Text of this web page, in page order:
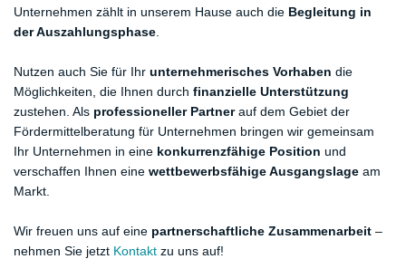
Unternehmen zählt in unserem Hause auch die Begleitung in
der Auszahlungsphase
Nutzen auch Sie für Ihr unternehmerisches Vorhaben die
Möglichkeiten, die Ihnen durch finanzielle Unterstützung
zustehen. Als professioneller Partnerauf dem Gebiet der
Fördermittelberatung für Unternehmen bringen wir gemeinsam
Ihr Unternehmen in eine konkurrenzfähige Position und
verschaffen Ihnen eine wettbewerbsfähige Ausgangslage am
Markt.
Wir freuen uns auf eine partnerschaftliche Zusammenarbeit –
nehmen Sie jetzt Kontakt zu uns auf!